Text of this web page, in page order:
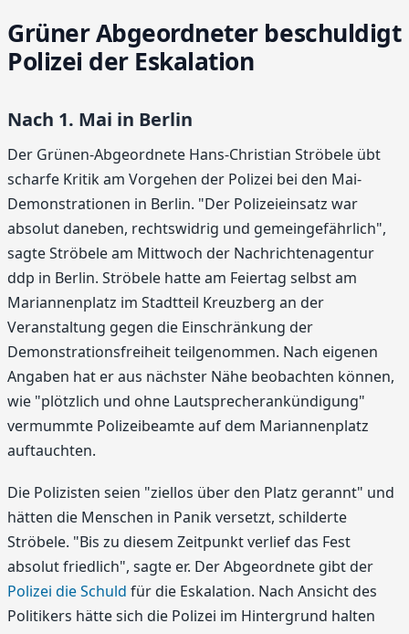
Grüner Abgeordneter beschuldigt
Polizei der Eskalation
Nach 1. Mai in Berlin
Der Grünen-Abgeordnete Hans-Christian Ströbele übt
scharfe Kritik am Vorgehen der Polizei bei den Mai-
Demonstrationen in Berlin. "Der Polizeieinsatz war
absolut daneben, rechtswidrig und gemeingefährlich",
sagte Ströbele am Mittwoch der Nachrichtenagentur
ddp in Berlin. Ströbele hatte am Feiertag selbst am
Mariannenplatz im Stadtteil Kreuzberg an der
Veranstaltung gegen die Einschränkung der
Demonstrationsfreiheit teilgenommen. Nach eigenen
Angaben hat er aus nächster Nähe beobachten können,
wie "plötzlich und ohne Lautsprecherankündigung"
vermummte Polizeibeamte auf dem Mariannenplatz
auftauchten.
Die Polizisten seien "ziellos über den Platz gerannt" und
hätten die Menschen in Panik versetzt, schilderte
Ströbele. "Bis zu diesem Zeitpunkt verlief das Fest
absolut friedlich", sagte er. Der Abgeordnete gibt der
Polizei die Schuld für die Eskalation. Nach Ansicht des
Politikers hätte sich die Polizei im Hintergrund halten